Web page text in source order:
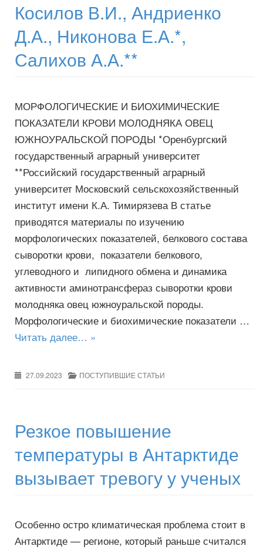
Косилов В.И., Андриенко
Д.А., Никонова Е.А.*,
Салихов А.А.**
МОРФОЛОГИЧЕСКИЕ И БИОХИМИЧЕСКИЕ
ПОКАЗАТЕЛИ КРОВИ МОЛОДНЯКА ОВЕЦ
ЮЖНОУРАЛЬСКОЙ ПОРОДЫ *Оренбургский
государственный аграрный университет
**Российский государственный аграрный
университет Московский сельскохозяйственный
институт имени К.А. Тимирязева В статье
приводятся материалы по изучению
морфологических показателей, белкового состава
сыворотки крови, показатели белкового,
углеводного и липидного обмена и динамика
активности аминотрансфераз сыворотки крови
молодняка овец южноуральской породы.
Морфологические и биохимические показатели …
Читать далее… »
27.09.2023 ПОСТУПИВШИЕ СТАТЬИ
Резкое повышение
температуры в Антарктиде
вызывает тревогу у ученых
Особенно остро климатическая проблема стоит в
Антарктиде — регионе, который раньше считался